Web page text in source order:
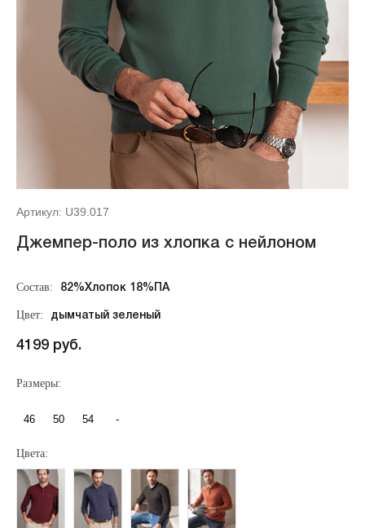
Регистрация
Артикул: U39.017
Джемпер-поло из хлопка с нейлоном
Состав: 82%Хлопок 18%ПА
Цвет: дымчатый зеленый
4199 руб.
Размеры:
46 50 54 -
Цвета: